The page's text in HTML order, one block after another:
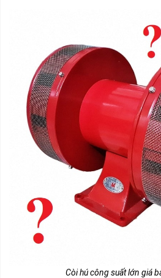
Còi hú công suất lớn giá